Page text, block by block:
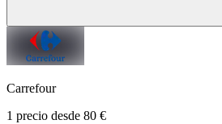
Carrefour
1 precio desde 80 €